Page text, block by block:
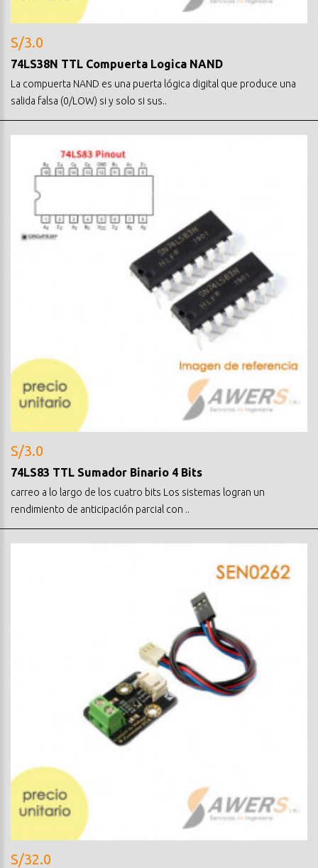
S/3.0
74LS38N TTL Compuerta Logica NAND
La compuerta NAND es una puerta lógica digital que produce una
salida falsa (0/LOW) si y solo si sus..
S/3.0
74LS83 TTL Sumador Binario 4 Bits
carreo a lo largo de los cuatro bits Los sistemas logran un
rendimiento de anticipación parcial con ..
S/32.0